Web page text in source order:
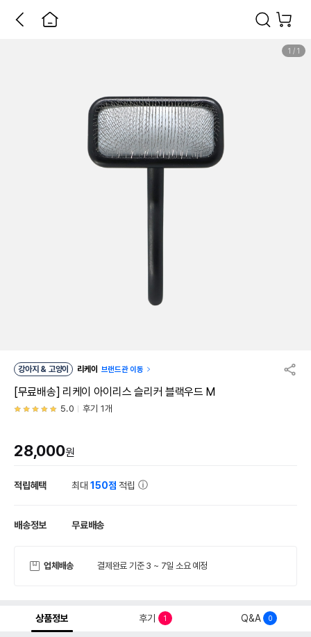
1 / 1
강아지 & 고양이 리케이 브랜드관 이동
[무료배송] 리케이 아이리스 슬리커 블랙우드 M
5.0 후기 1개
28,000원
적립혜택 최대150점 적립
배송정보 무료배송
업체배송 결제완료 기준 3 ~ 7일 소요 예정
상품정보 후기 1 Q&A 0